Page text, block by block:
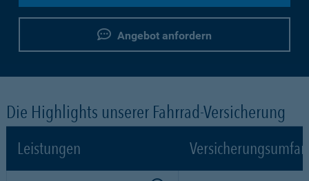
Angebot anfordern
Die Highlights unserer Fahrrad-Versicherung
Leistungen